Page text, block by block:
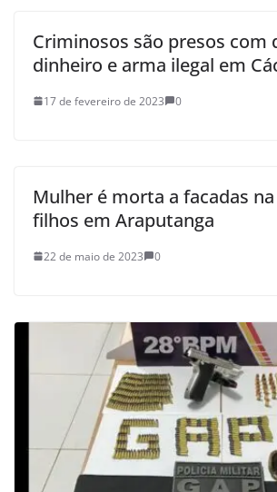
Criminosos são presos com
dinheiro e arma ilegal em
17 de fevereiro de 2023 0
Mulher é morta a facadas
filhos em Araputanga
22 de maio de 2023 0